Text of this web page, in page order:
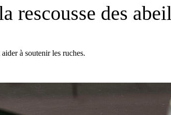
rescousse des
à soutenir les ruches.